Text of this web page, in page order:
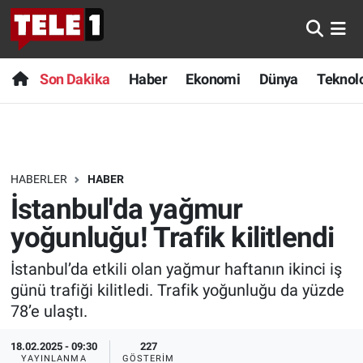
Son Dakika Haber Ekonomi Dünya
HABERLER HABER
İstanbul'da yağmur
yoğunluğu! Trafik kilitlendi
İstanbul’da etkili olan yağmur haftanın ikinci iş
günü trafiği kilitledi. Trafik yoğunluğu da yüzde
78’e ulaştı.
18.02.2025 - 09:30
YAYINLANMA
227
GÖSTERIM
Anında Manşet
Başka Sohbetler
Bilim turu
Bilim ve Teknoloji Evreni
Doğa Konuşuyor
Dünya
Ege Saati
Son Dakika
Haber
Dünya
Teknoloji
Sağlık
Spor
Yayın Akışı
Nöbetçi Eczaneler
Hava Durumu
Trafik Durumu
Süper Lig Puan Durumu ve Fikstür
Tüm Manşetler
Son Dakika Haberleri
Haber Arşivi